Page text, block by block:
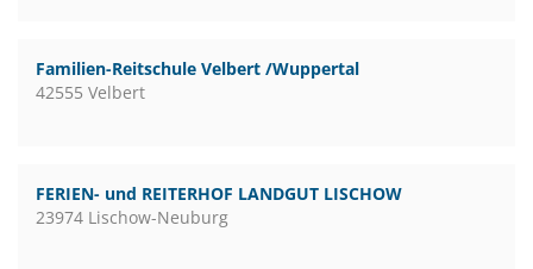
Familien-Reitschule Velbert /Wuppertal
42555 Velbert
FERIEN- und REITERHOF LANDGUT LISCHOW
23974 Lischow-Neuburg